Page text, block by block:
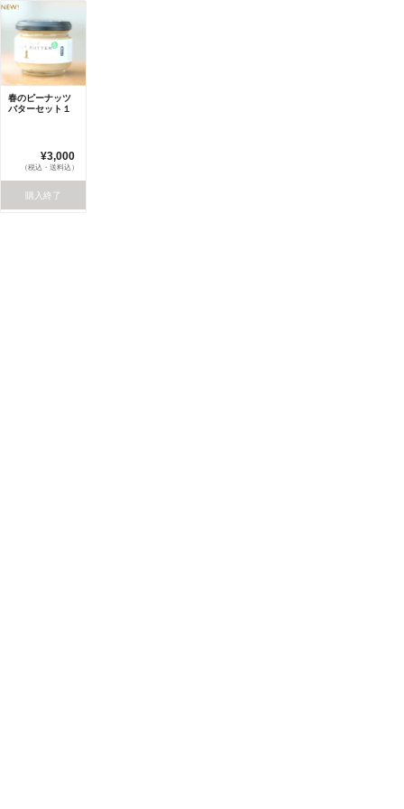
春のピーナッツ
バターセット１
¥3,000
（税込・送料込）
購入終了